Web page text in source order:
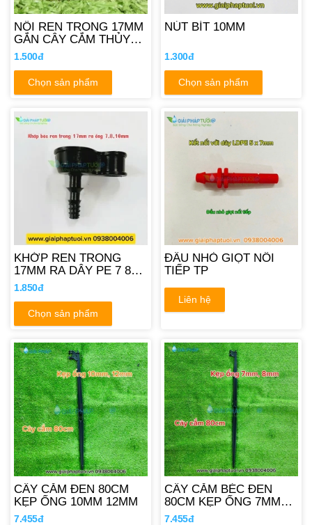
NỐI REN TRONG 17MM
GẮN CÂY CẮM THỦY
TINH 8MM
1.500đ
Chọn sản phẩm
NÚT BÍT 10MM
1.300đ
Chọn sản phẩm
KHỚP REN TRONG
17MM RA DÂY PE 7 8
10MM
1.850đ
Chọn sản phẩm
ĐẦU NHỎ GIỌT NỐI
TIẾP TP
Liên hệ
CÂY CẮM ĐEN 80CM
KẸP ỐNG 10MM 12MM
7.455đ
CÂY CẮM BÉC ĐEN
80CM KẸP ỐNG 7MM
8MM
7.455đ